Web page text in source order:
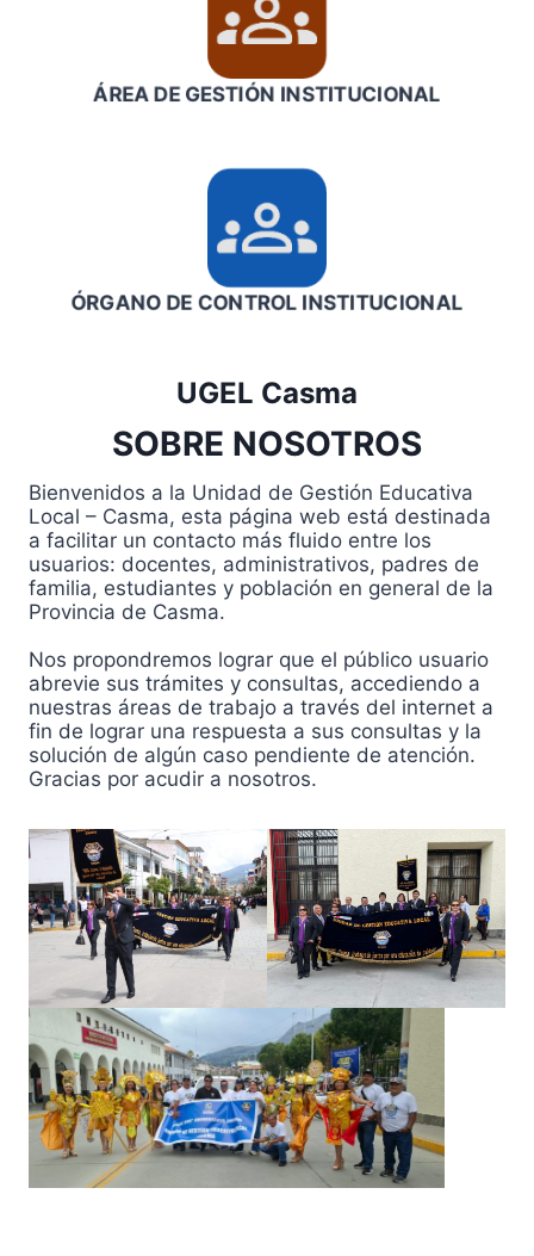
ÁREA DE GESTIÓN INSTITUCIONAL
ÓRGANO DE CONTROL INSTITUCIONAL
UGEL Casma
SOBRE NOSOTROS
Bienvenidos a la Unidad de Gestión Educativa
Local – Casma, esta página web está destinada
a facilitar un contacto más fluido entre los
usuarios: docentes, administrativos, padres de
familia, estudiantes y población en general de la
Provincia de Casma.
Nos propondremos lograr que el público usuario
abrevie sus trámites y consultas, accediendo a
nuestras áreas de trabajo a través del internet a
fin de lograr una respuesta a sus consultas y la
solución de algún caso pendiente de atención.
Gracias por acudir a nosotros.